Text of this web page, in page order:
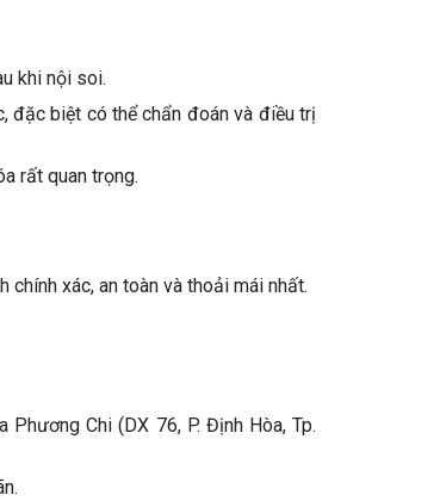
khi nội soi.
đặc biệt có thể chẩn đoán và điều trị
rất quan trọng.
xác, an toàn và thoải mái nhất.
Chi (DX 76, P. Định Hòa, Tp.